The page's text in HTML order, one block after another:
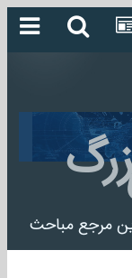
مرجع مباحث